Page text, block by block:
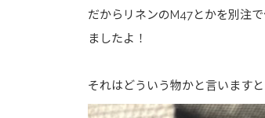
だからリネンのM47とかを別注
ましたよ！
それはどういう物かと言いますと